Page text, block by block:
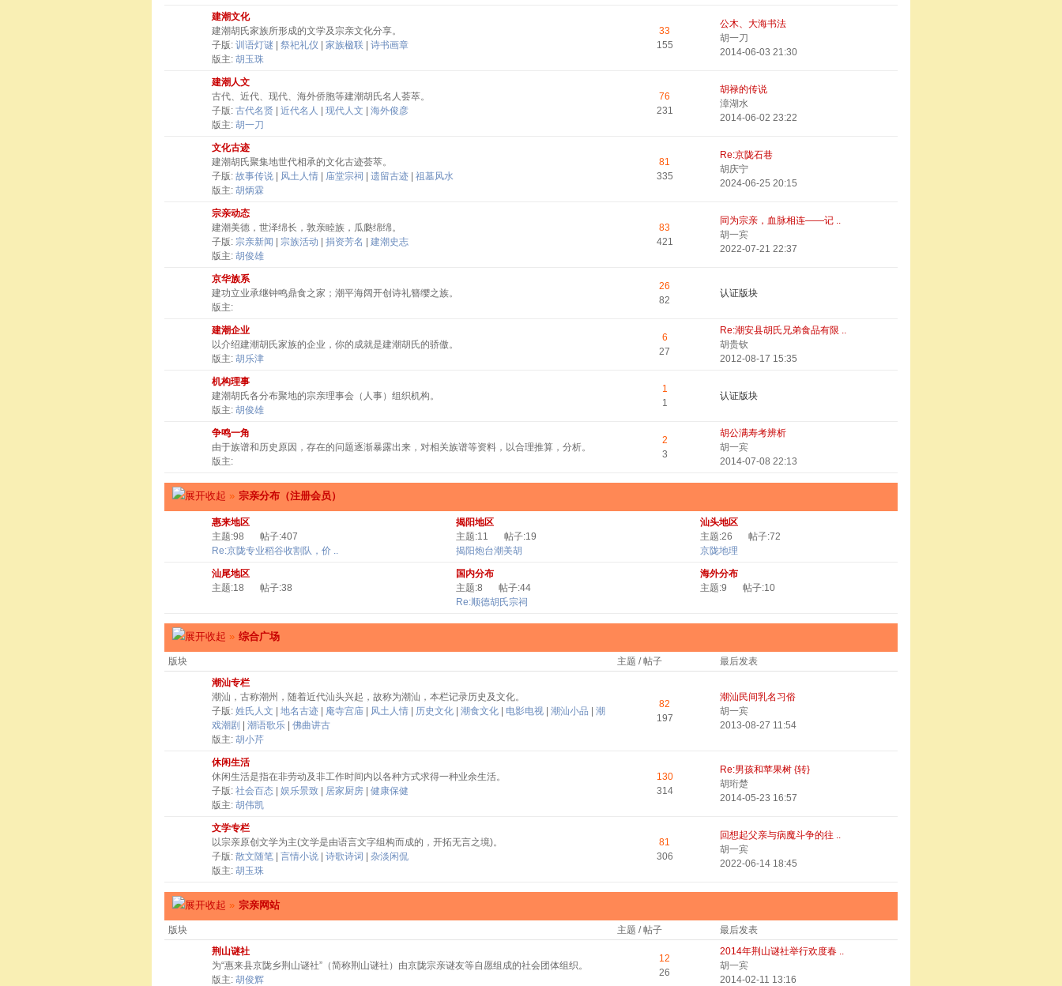
建潮文化
建潮胡氏家族所形成的文学及宗亲文化分享。
子版: 训语灯谜 祭祀礼仪 家族楹联
诗书画章
版主: 胡玉珠
33
155
公木、大海书法
胡一刀
2014-06-03 21:30
建潮人文
古代、近代、现代、海外侨胞等建潮胡氏名人荟萃。
子版: 古代名贤 近代名人 现代人文
海外俊彦
版主: 胡一刀
76
231
胡禄的传说
漳湖水
2014-06-02 23:22
文化古迹
建潮胡氏聚集地世代相承的文化古迹荟萃。
子版: 故事传说 风土人情 庙堂宗祠 遗留古迹
祖墓风水
版主: 胡炳霖
81
335
Re:京陇石巷
胡庆宁
2024-06-25 20:15
宗亲动态
建潮美德，世泽绵长，敦亲睦族，瓜瓞绵绵。
子版: 宗亲新闻 宗族活动 捐资芳名
建潮史志
版主: 胡俊雄
83
421
同为宗亲，血脉相连——记 ..
胡一宾
2022-07-21 22:37
京华族系
建功立业承继钟鸣鼎食之家；潮平海阔开创诗礼簪缨之族。
版主:
26
82
认证版块
建潮企业
以介绍建潮胡氏家族的企业，你的成就是建潮胡氏的骄傲。
版主: 胡乐津
6
27
Re:潮安县胡氏兄弟食品有限 ..
胡贵钦
2012-08-17 15:35
机构理事
建潮胡氏各分布聚地的宗亲理事会（人事）组织机构。
版主: 胡俊雄
1
1
认证版块
争鸣一角
由于族谱和历史原因，存在的问题逐渐暴露出来，对相关族谱等资料，以合理推算，分析。
版主:
2
3
胡公满寿考辨析
胡一宾
2014-07-08 22:13
» 宗亲分布（注册会员）
惠来地区
主题:98
帖子:407
Re:京陇专业稻谷收割队，价 ..
揭阳地区
主题:11
帖子:19
揭阳炮台潮美胡
汕头地区
主题:26
帖子:72
京陇地理
汕尾地区
主题:18
帖子:38
国内分布
主题:8
帖子:44
Re:顺德胡氏宗祠
海外分布
主题:9
帖子:10
» 综合广场
版块 主题 / 帖子
最后发表
潮汕专栏
潮汕，古称潮州，随着近代汕头兴起，故称为潮汕，本栏记录历史及文化。
子版: 姓氏人文 地名古迹 庵寺宫庙 风土人情 历史文化 潮食文化 电影电视 潮汕小品
潮
戏潮剧
潮语歌乐
佛曲讲古
版主: 胡小芹
82
197
潮汕民间乳名习俗
胡一宾
2013-08-27 11:54
休闲生活
休闲生活是指在非劳动及非工作时间内以各种方式求得一种业余生活。
子版: 社会百态 娱乐景致 居家厨房
健康保健
版主: 胡伟凯
130
314
Re:男孩和苹果树 {转}
胡珩楚
2014-05-23 16:57
文学专栏
以宗亲原创文学为主(文学是由语言文字组构而成的，开拓无言之境)。
子版: 散文随笔 言情小说 诗歌诗词
杂淡闲侃
版主: 胡玉珠
81
306
回想起父亲与病魔斗争的往 ..
胡一宾
2022-06-14 18:45
» 宗亲网站
版块 主题 / 帖子
最后发表
荆山谜社
为“惠来县京陇乡荆山谜社”（简称荆山谜社）由京陇宗亲谜友等自愿组成的社会团体组织。
版主: 胡俊辉
12
26
2014年荆山谜社举行欢度春 ..
胡一宾
2014-02-11 13:16